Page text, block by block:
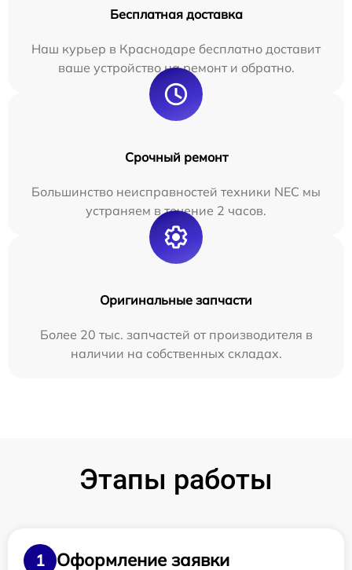
Бесплатная доставка
Наш курьер в Краснодаре бесплатно доставит
ваше устройство на ремонт и обратно.
Срочный ремонт
Большинство неисправностей техники NEC мы
устраняем в течение 2 часов.
Оригинальные запчасти
Более 20 тыс. запчастей от производителя в
наличии на собственных складах.
Этапы работы
1
Оформление заявки